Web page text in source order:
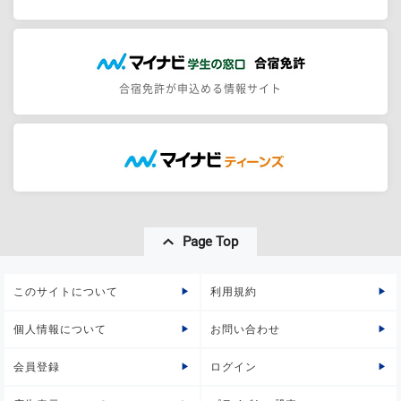
合宿免許が申込める情報サイト
Page Top
このサイトについて 利用規約
個人情報について お問い合わせ
会員登録 ログイン